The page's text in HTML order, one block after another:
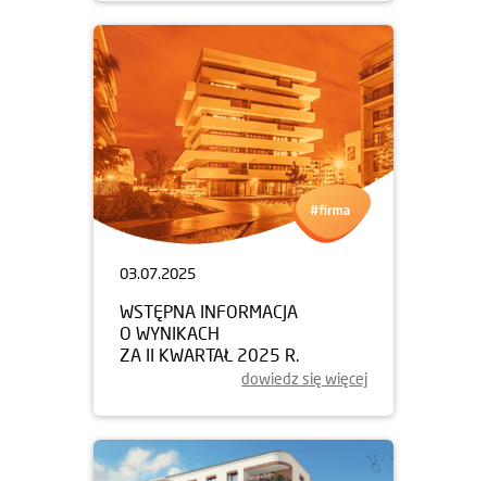
03.07.2025
WSTĘPNA INFORMACJA
O WYNIKACH
ZA II KWARTAŁ 2025 R.
dowiedz się więcej